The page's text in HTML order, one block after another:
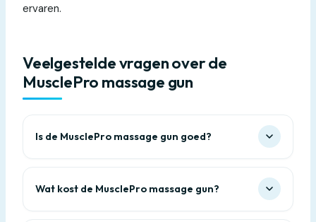
ervaren.
Veelgestelde vragen over de
MusclePro massage gun
Is de MusclePro massage gun goed?
Wat kost de MusclePro massage gun?